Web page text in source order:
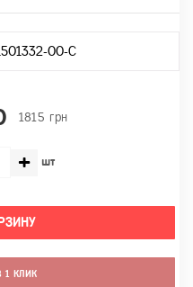
00-C
1815 грн
+ шт
1 КЛИК